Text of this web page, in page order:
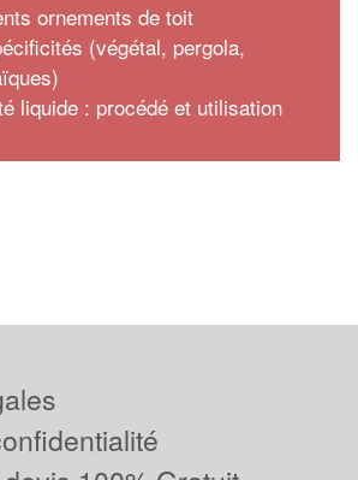
ornements de toit
(végétal, pergola,
liquide : procédé et utilisation